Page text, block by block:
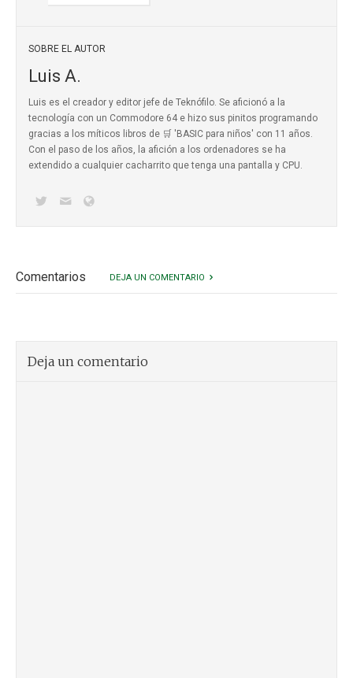
SOBRE EL AUTOR
Luis A.
Luis es el creador y editor jefe de Teknófilo. Se aficionó a la
tecnología con un Commodore 64 e hizo sus pinitos programando
gracias a los míticos libros de 🛒 'BASIC para niños' con 11 años.
Con el paso de los años, la afición a los ordenadores se ha
extendido a cualquier cacharrito que tenga una pantalla y CPU.
Comentarios DEJA UN COMENTARIO
Deja un comentario